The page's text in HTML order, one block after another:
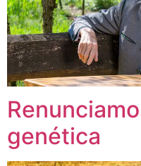
genética